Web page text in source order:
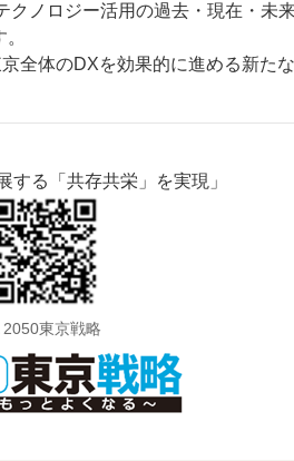
ノロジー活用の過去・現在・未
全体のDXを効果的に進める新た
る「共存共栄」を実現」
東京戦略